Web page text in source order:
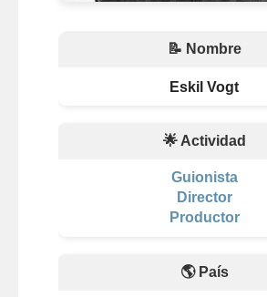
📝 Nombre
Eskil Vogt
🌟 Actividad
Guionista
Director
Productor
🌎 País